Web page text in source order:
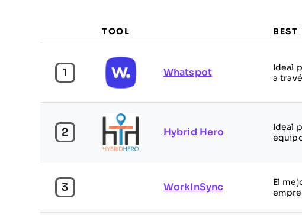
TOOL BEST
1 Whatspot
Ideal
a
2 Hybrid Hero
Ideal
3 WorkInSync
El